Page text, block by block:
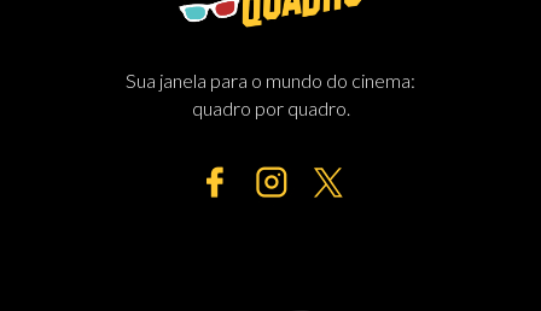
Sua janela para o mundo do cinema:
quadro por quadro.